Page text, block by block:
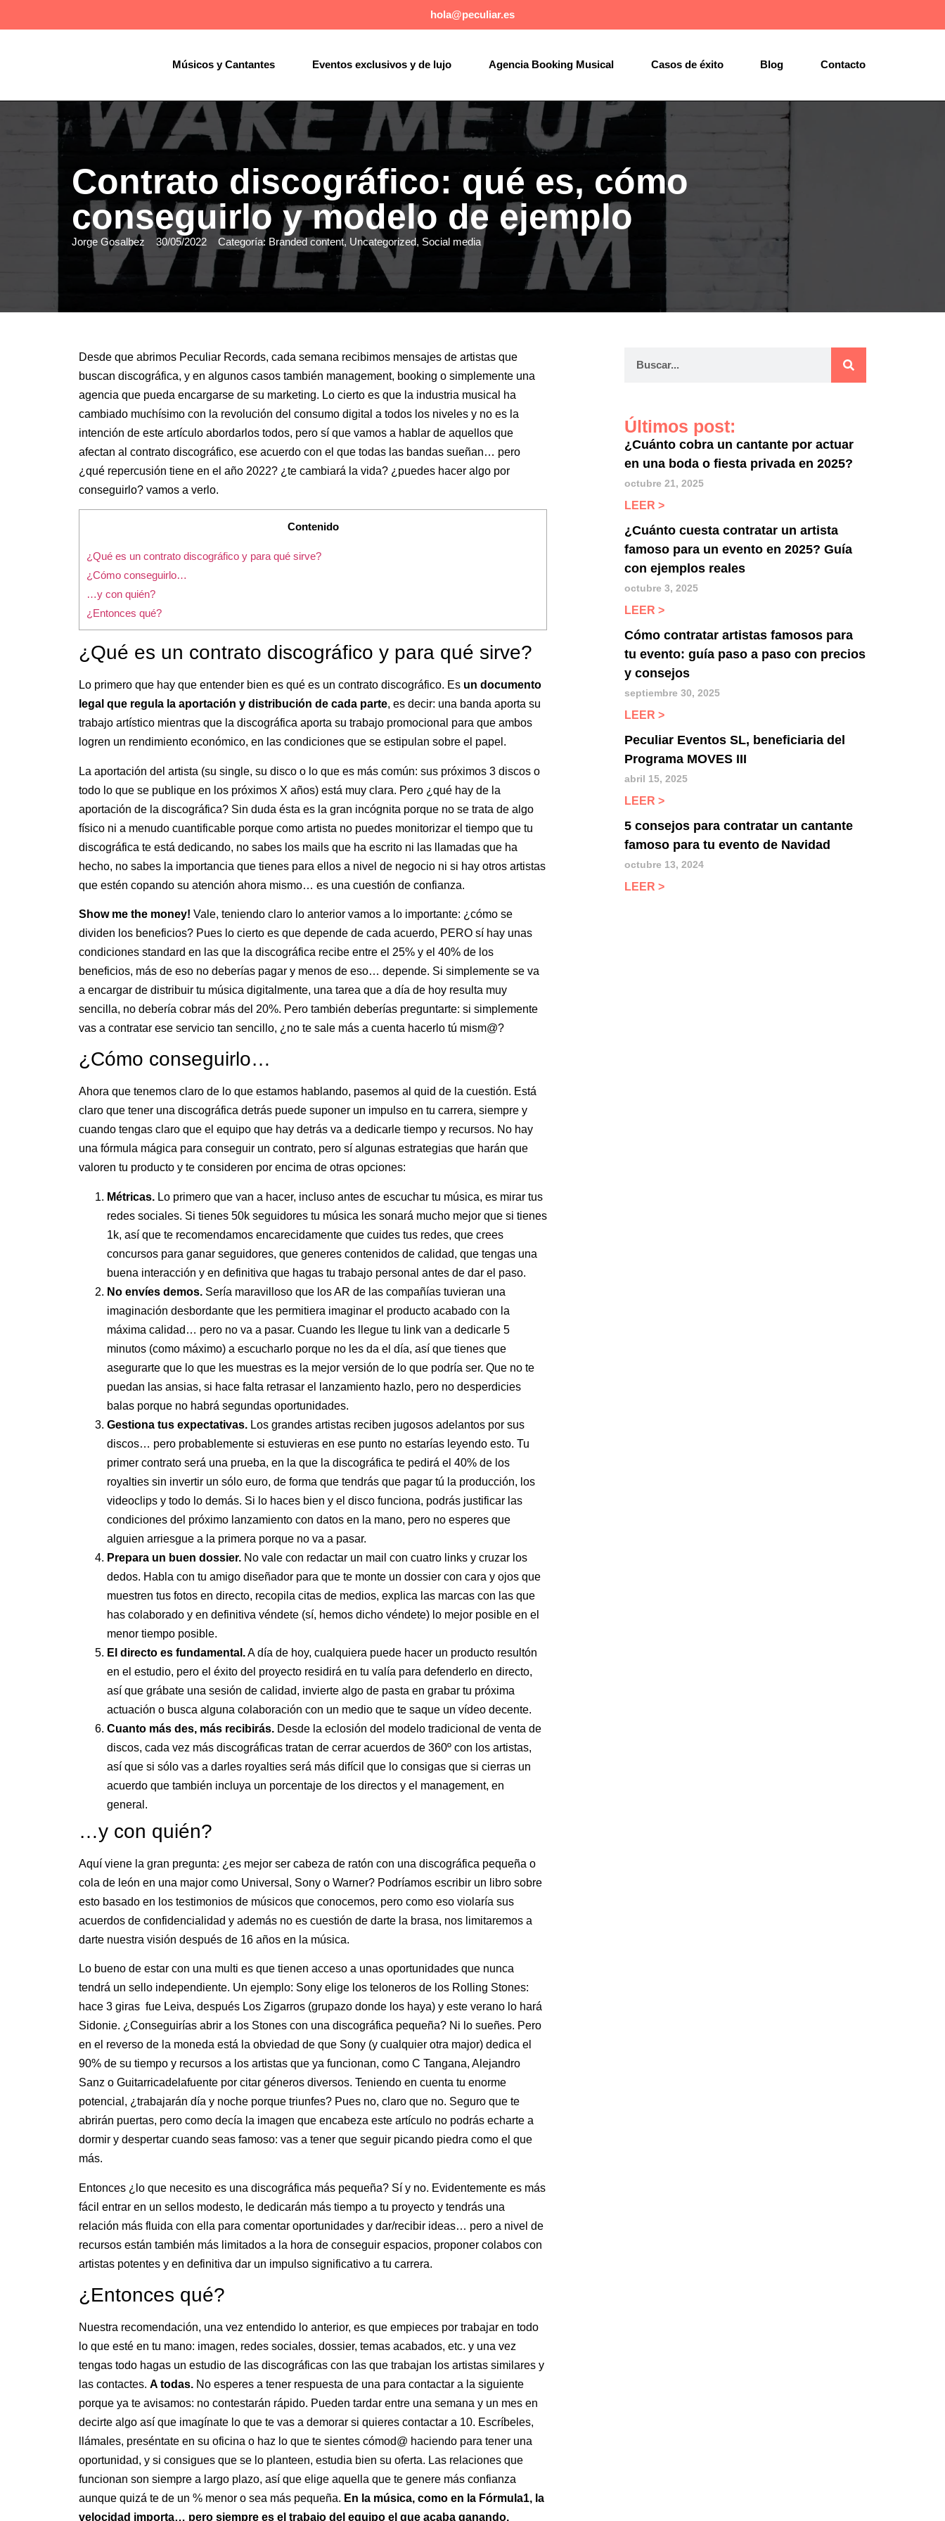
hola@peculiar.es
Músicos y Cantantes Eventos exclusivos y de lujo Agencia Booking Musical Casos de éxito Blog Contacto
Contrato discográfico: qué es, cómo
conseguirlo y modelo de ejemplo
Jorge Gosalbez 30/05/2022 Categoría: Branded content, Uncategorized, Social media
Desde que abrimos Peculiar Records, cada semana recibimos mensajes de artistas que
buscan discográfica, y en algunos casos también management, booking o simplemente una
agencia que pueda encargarse de su marketing. Lo cierto es que la industria musical ha
cambiado muchísimo con la revolución del consumo digital a todos los niveles y no es la
intención de este artículo abordarlos todos, pero sí que vamos a hablar de aquellos que
afectan al contrato discográfico, ese acuerdo con el que todas las bandas sueñan… pero
¿qué repercusión tiene en el año 2022? ¿te cambiará la vida? ¿puedes hacer algo por
conseguirlo? vamos a verlo.
Contenido
¿Qué es un contrato discográfico y para qué sirve?
¿Cómo conseguirlo…
…y con quién?
¿Entonces qué?
¿Qué es un contrato discográfico y para qué sirve?
Lo primero que hay que entender bien es qué es un contrato discográfico. Es un documento
legal que regula la aportación y distribución de cada parte, es decir: una banda aporta su
trabajo artístico mientras que la discográfica aporta su trabajo promocional para que ambos
logren un rendimiento económico, en las condiciones que se estipulan sobre el papel.
La aportación del artista (su single, su disco o lo que es más común: sus próximos 3 discos o
todo lo que se publique en los próximos X años) está muy clara. Pero ¿qué hay de la
aportación de la discográfica? Sin duda ésta es la gran incógnita porque no se trata de algo
físico ni a menudo cuantificable porque como artista no puedes monitorizar el tiempo que tu
discográfica te está dedicando, no sabes los mails que ha escrito ni las llamadas que ha
hecho, no sabes la importancia que tienes para ellos a nivel de negocio ni si hay otros artistas
que estén copando su atención ahora mismo… es una cuestión de confianza.
Show me the money! Vale, teniendo claro lo anterior vamos a lo importante: ¿cómo se
dividen los beneficios? Pues lo cierto es que depende de cada acuerdo, PERO sí hay unas
condiciones standard en las que la discográfica recibe entre el 25% y el 40% de los
beneficios, más de eso no deberías pagar y menos de eso… depende. Si simplemente se va
a encargar de distribuir tu música digitalmente, una tarea que a día de hoy resulta muy
sencilla, no debería cobrar más del 20%. Pero también deberías preguntarte: si simplemente
vas a contratar ese servicio tan sencillo, ¿no te sale más a cuenta hacerlo tú mism@?
¿Cómo conseguirlo…
Ahora que tenemos claro de lo que estamos hablando, pasemos al quid de la cuestión. Está
claro que tener una discográfica detrás puede suponer un impulso en tu carrera, siempre y
cuando tengas claro que el equipo que hay detrás va a dedicarle tiempo y recursos. No hay
una fórmula mágica para conseguir un contrato, pero sí algunas estrategias que harán que
valoren tu producto y te consideren por encima de otras opciones:
Métricas. Lo primero que van a hacer, incluso antes de escuchar tu música, es mirar tus
redes sociales. Si tienes 50k seguidores tu música les sonará mucho mejor que si tienes
1k, así que te recomendamos encarecidamente que cuides tus redes, que crees
concursos para ganar seguidores, que generes contenidos de calidad, que tengas una
buena interacción y en definitiva que hagas tu trabajo personal antes de dar el paso.
No envíes demos. Sería maravilloso que los AR de las compañías tuvieran una
imaginación desbordante que les permitiera imaginar el producto acabado con la
máxima calidad… pero no va a pasar. Cuando les llegue tu link van a dedicarle 5
minutos (como máximo) a escucharlo porque no les da el día, así que tienes que
asegurarte que lo que les muestras es la mejor versión de lo que podría ser. Que no te
puedan las ansias, si hace falta retrasar el lanzamiento hazlo, pero no desperdicies
balas porque no habrá segundas oportunidades.
Gestiona tus expectativas. Los grandes artistas reciben jugosos adelantos por sus
discos… pero probablemente si estuvieras en ese punto no estarías leyendo esto. Tu
primer contrato será una prueba, en la que la discográfica te pedirá el 40% de los
royalties sin invertir un sólo euro, de forma que tendrás que pagar tú la producción, los
videoclips y todo lo demás. Si lo haces bien y el disco funciona, podrás justificar las
condiciones del próximo lanzamiento con datos en la mano, pero no esperes que
alguien arriesgue a la primera porque no va a pasar.
Prepara un buen dossier. No vale con redactar un mail con cuatro links y cruzar los
dedos. Habla con tu amigo diseñador para que te monte un dossier con cara y ojos que
muestren tus fotos en directo, recopila citas de medios, explica las marcas con las que
has colaborado y en definitiva véndete (sí, hemos dicho véndete) lo mejor posible en el
menor tiempo posible.
El directo es fundamental.A día de hoy, cualquiera puede hacer un producto resultón
en el estudio, pero el éxito del proyecto residirá en tu valía para defenderlo en directo,
así que grábate una sesión de calidad, invierte algo de pasta en grabar tu próxima
actuación o busca alguna colaboración con un medio que te saque un vídeo decente.
Cuanto más des, más recibirás. Desde la eclosión del modelo tradicional de venta de
discos, cada vez más discográficas tratan de cerrar acuerdos de 360º con los artistas,
así que si sólo vas a darles royalties será más difícil que lo consigas que si cierras un
acuerdo que también incluya un porcentaje de los directos y el management, en
general.
…y con quién?
Aquí viene la gran pregunta: ¿es mejor ser cabeza de ratón con una discográfica pequeña o
cola de león en una major como Universal, Sony o Warner? Podríamos escribir un libro sobre
esto basado en los testimonios de músicos que conocemos, pero como eso violaría sus
acuerdos de confidencialidad y además no es cuestión de darte la brasa, nos limitaremos a
darte nuestra visión después de 16 años en la música.
Lo bueno de estar con una multi es que tienen acceso a unas oportunidades que nunca
tendrá un sello independiente. Un ejemplo: Sony elige los teloneros de los Rolling Stones:
hace 3 giras fue Leiva, después Los Zigarros (grupazo donde los haya) y este verano lo hará
Sidonie. ¿Conseguirías abrir a los Stones con una discográfica pequeña? Ni lo sueñes. Pero
en el reverso de la moneda está la obviedad de que Sony (y cualquier otra major) dedica el
90% de su tiempo y recursos a los artistas que ya funcionan, como C Tangana, Alejandro
Sanz o Guitarricadelafuente por citar géneros diversos. Teniendo en cuenta tu enorme
potencial, ¿trabajarán día y noche porque triunfes? Pues no, claro que no. Seguro que te
abrirán puertas, pero como decía la imagen que encabeza este artículo no podrás echarte a
dormir y despertar cuando seas famoso: vas a tener que seguir picando piedra como el que
más.
Entonces ¿lo que necesito es una discográfica más pequeña? Sí y no. Evidentemente es más
fácil entrar en un sellos modesto, le dedicarán más tiempo a tu proyecto y tendrás una
relación más fluida con ella para comentar oportunidades y dar/recibir ideas… pero a nivel de
recursos están también más limitados a la hora de conseguir espacios, proponer colabos con
artistas potentes y en definitiva dar un impulso significativo a tu carrera.
¿Entonces qué?
Nuestra recomendación, una vez entendido lo anterior, es que empieces por trabajar en todo
lo que esté en tu mano: imagen, redes sociales, dossier, temas acabados, etc. y una vez
tengas todo hagas un estudio de las discográficas con las que trabajan los artistas similares y
las contactes. A todas. No esperes a tener respuesta de una para contactar a la siguiente
porque ya te avisamos: no contestarán rápido. Pueden tardar entre una semana y un mes en
decirte algo así que imagínate lo que te vas a demorar si quieres contactar a 10. Escríbeles,
llámales, preséntate en su oficina o haz lo que te sientes cómod@ haciendo para tener una
oportunidad, y si consigues que se lo planteen, estudia bien su oferta. Las relaciones que
funcionan son siempre a largo plazo, así que elige aquella que te genere más confianza
aunque quizá te de un % menor o sea más pequeña. En la música, como en la Fórmula1, la
velocidad importa… pero siempre es el trabajo del equipo el que acaba ganando.
Últimos post:
¿Cuánto cobra un cantante por actuar
en una boda o fiesta privada en 2025?
octubre 21, 2025
LEER >
¿Cuánto cuesta contratar un artista
famoso para un evento en 2025? Guía
con ejemplos reales
octubre 3, 2025
LEER >
Cómo contratar artistas famosos para
tu evento: guía paso a paso con precios
y consejos
septiembre 30, 2025
LEER >
Peculiar Eventos SL, beneficiaria del
Programa MOVES III
abril 15, 2025
LEER >
5 consejos para contratar un cantante
famoso para tu evento de Navidad
octubre 13, 2024
LEER >